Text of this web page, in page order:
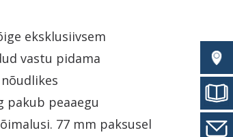
eksklusiivsem
vastu pidama
peaaegu
77 mm paksusel